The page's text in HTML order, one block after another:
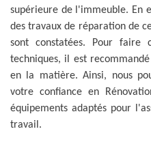
supérieure de l'immeuble. En
des travaux de réparation de
sont constatées. Pour faire
techniques, il est
en la matière. Ainsi, nous
votre confiance en
équipements adaptés pour
travail.